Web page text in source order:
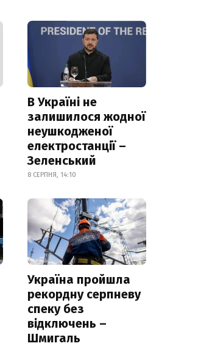
В Україні не
залишилося жодної
неушкодженої
електростанції –
Зеленський
8 СЕРПНЯ, 14:10
Україна пройшла
рекордну серпневу
спеку без
відключень –
Шмигаль